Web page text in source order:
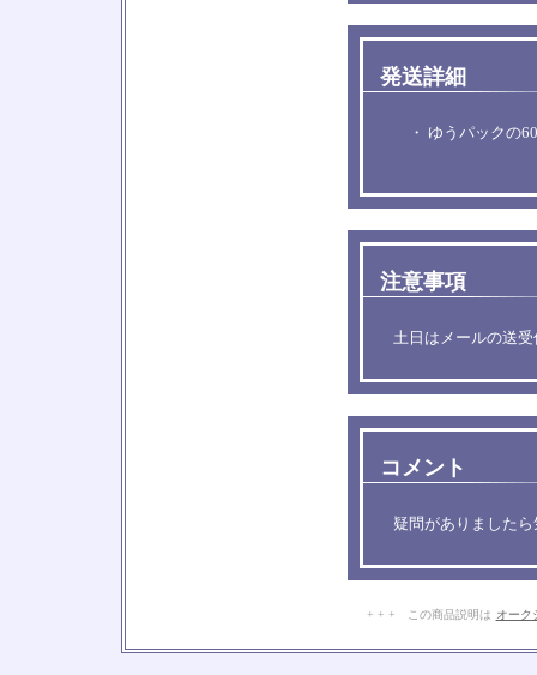
発送詳細
・ ゆうパックの
注意事項
土日はメールの送
コメント
疑問がありました
+ + + この商品説明は オーク